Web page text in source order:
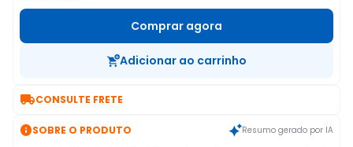
Comprar agora
Adicionar ao carrinho
CONSULTE FRETE
SOBRE O PRODUTO Resumo gerado por IA